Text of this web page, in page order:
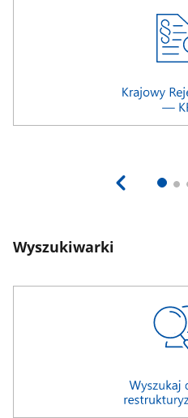
Wyszukiwarki